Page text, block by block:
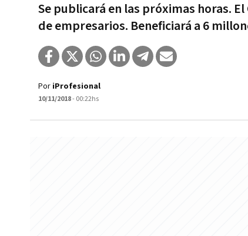
Se publicará en las próximas horas.
de empresarios. Beneficiará a 6
Por iProfesional
10/11/2018- 00:22hs